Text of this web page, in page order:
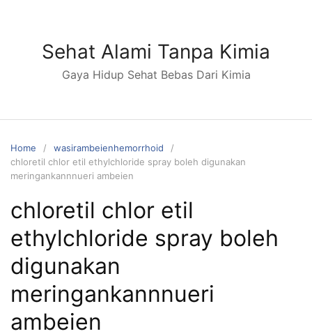
Sehat Alami Tanpa Kimia
Gaya Hidup Sehat Bebas Dari Kimia
Home
wasirambeienhemorrhoid
chloretil chlor etil ethylchloride spray boleh digunakan
meringankannnueri ambeien
chloretil chlor etil
ethylchloride spray boleh
digunakan
meringankannnueri
ambeien